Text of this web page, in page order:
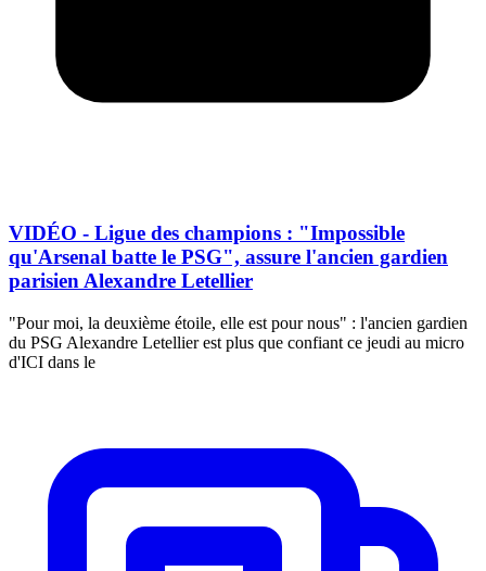
VIDÉO - Ligue des champions : "Impossible
qu'Arsenal batte le PSG", assure l'ancien gardien
parisien Alexandre Letellier
"Pour moi, la deuxième étoile, elle est pour nous" : l'ancien gardien
du PSG Alexandre Letellier est plus que confiant ce jeudi au micro
d'ICI dans le